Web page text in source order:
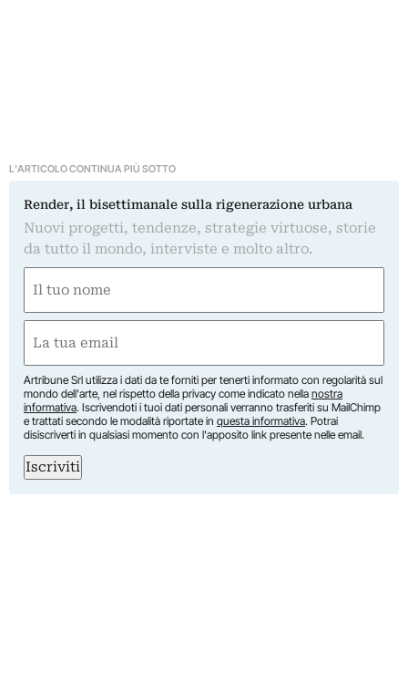
L'ARTICOLO CONTINUA PIÙ SOTTO
Render, il bisettimanale sulla rigenerazione urbana
Nuovi progetti, tendenze, strategie virtuose, storie
da tutto il mondo, interviste e molto altro.
(Required)
First
(Required)
Artribune Srl utilizza i dati da te forniti per tenerti informato con regolarità sul
mondo dell'arte, nel rispetto della privacy come indicato nella nostra
informativa. Iscrivendoti i tuoi dati personali verranno trasferiti su MailChimp
e trattati secondo le modalità riportate in questa informativa. Potrai
disiscriverti in qualsiasi momento con l'apposito link presente nelle email.
Iscriviti